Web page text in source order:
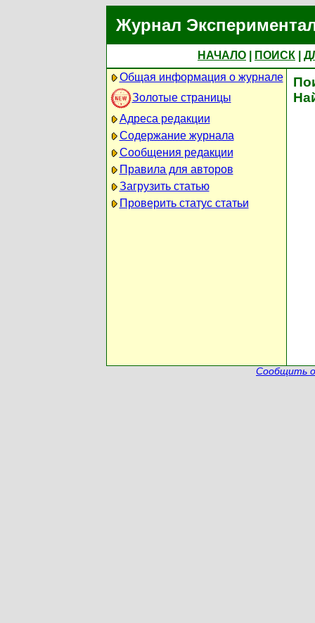
Журнал
НАЧАЛО ПОИСК
Общая информация о журнале
Золотые страницы
Адреса редакции
Содержание журнала
Сообщения редакции
Правила для авторов
Загрузить статью
Проверить статус статьи
Сообщить о